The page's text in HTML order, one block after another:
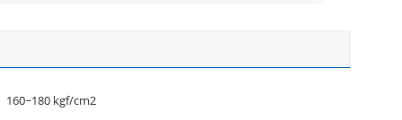
160~180 kgf/cm2